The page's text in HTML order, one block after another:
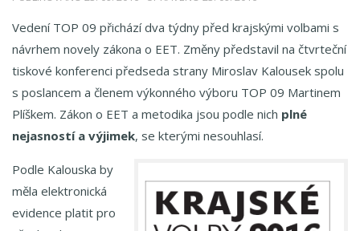
EET poradna
Aktuální zprávy o EET
Český software pro EET
Vedení TOP 09 přichází dva týdny před krajskými volbami s
návrhem novely zákona o EET. Změny představil na čtvrteční
tiskové konferenci předseda strany Miroslav Kalousek spolu
s poslancem a členem výkonného výboru TOP 09 Martinem
Plíškem. Zákon o EET a metodika jsou podle nich plné
nejasností a výjimek, se kterými nesouhlasí.
Podle Kalouska by
měla elektronická
evidence platit pro